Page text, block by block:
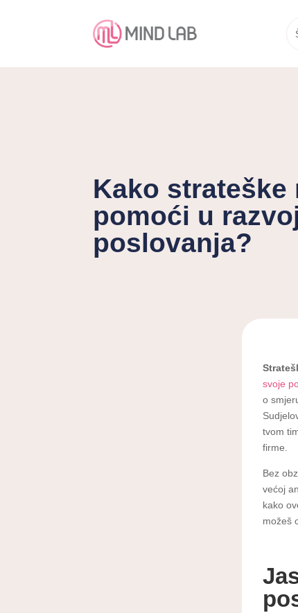
Kako
pomoći u
poslovanja?
svoje
o
tvom
firme.
Bez
većoj
kako
možeš